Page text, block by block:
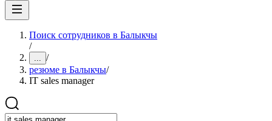
Поиск сотрудников в Балыкчы
/
... /
резюме в Балыкчы/
IT sales manager